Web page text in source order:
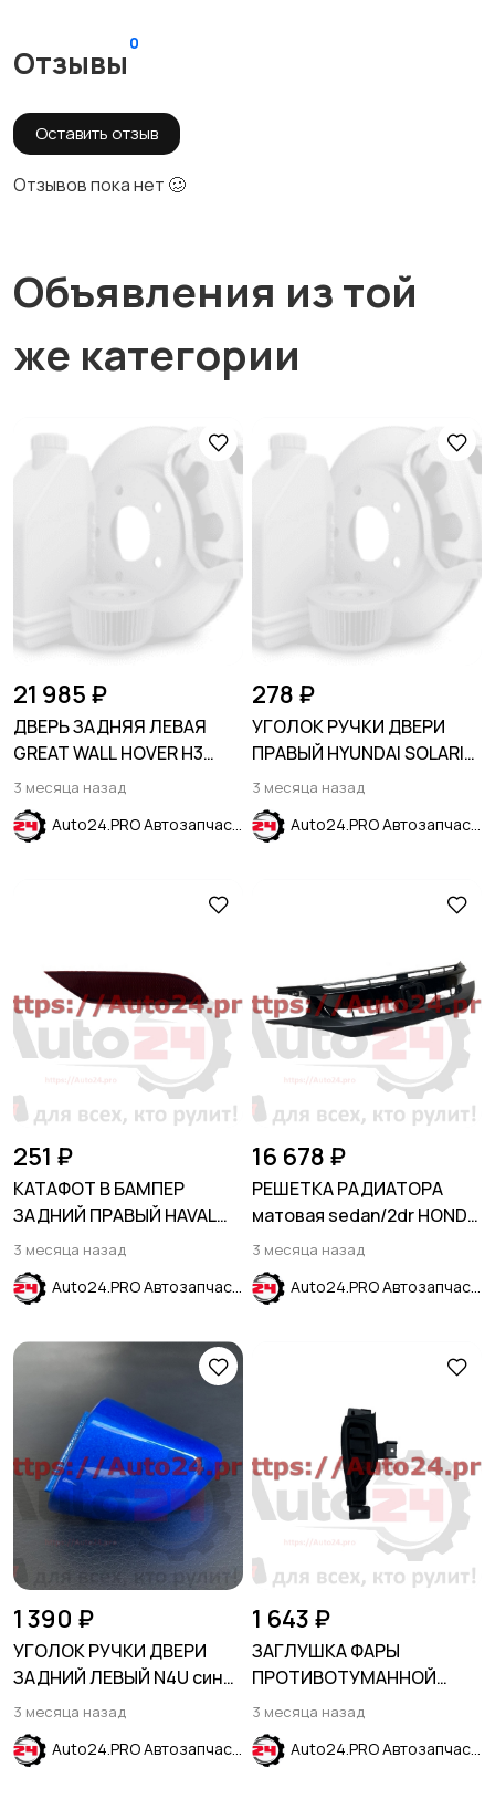
Отзывы
0
Оставить отзыв
Отзывов пока нет 🥴
Объявления из той
же категории
21 985 ₽
ДВЕРЬ ЗАДНЯЯ ЛЕВАЯ
GREAT WALL HOVER H3
2005-2014
3 месяца назад
Auto24.PRO Автозапчасти
278 ₽
УГОЛОК РУЧКИ ДВЕРИ
ПРАВЫЙ HYUNDAI SOLARIS
2011-2017
3 месяца назад
Auto24.PRO Автозапчасти
251 ₽
КАТАФОТ В БАМПЕР
ЗАДНИЙ ПРАВЫЙ HAVAL
JOLION 2021-
3 месяца назад
Auto24.PRO Автозапчасти
16 678 ₽
РЕШЕТКА РАДИАТОРА
матовая sedan/2dr HONDA
CIVIC X 2019-
3 месяца назад
Auto24.PRO Автозапчасти
1 390 ₽
УГОЛОК РУЧКИ ДВЕРИ
ЗАДНИЙ ЛЕВЫЙ N4U синий
HYUNDAI SOLARIS 2017-
2024
3 месяца назад
Auto24.PRO Автозапчасти
1 643 ₽
ЗАГЛУШКА ФАРЫ
ПРОТИВОТУМАННОЙ
ПРАВАЯ FORD ESCAPE
2020-
3 месяца назад
Auto24.PRO Автозапчасти